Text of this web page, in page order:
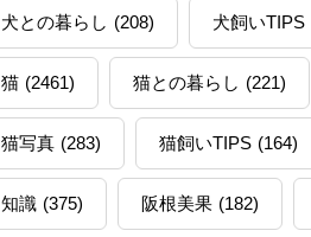
犬との暮らし (208) 犬飼いTIPS
猫 (2461) 猫との暮らし (221)
猫写真 (283) 猫飼いTIPS (164)
知識 (375) 阪根美果 (182)